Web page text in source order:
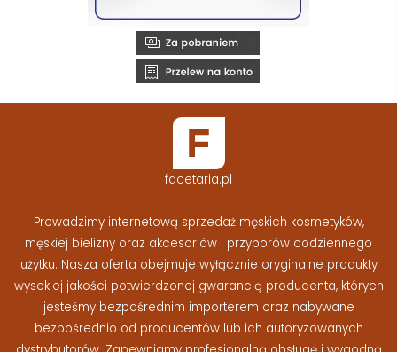
facetaria.pl
Prowadzimy internetową sprzedaż męskich kosmetyków,
męskiej bielizny oraz akcesoriów i przyborów codziennego
użytku. Nasza oferta obejmuje wyłącznie oryginalne produkty
wysokiej jakości potwierdzonej gwarancją producenta, których
jesteśmy bezpośrednim importerem oraz nabywane
bezpośrednio od producentów lub ich autoryzowanych